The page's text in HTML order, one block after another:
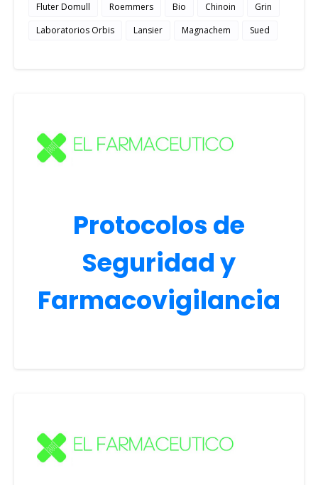
Fluter Domull
Roemmers Bio Chinoin
Grin
Laboratorios Orbis
Lansier Magnachem Sued
Protocolos de
Seguridad y
Farmacovigilancia